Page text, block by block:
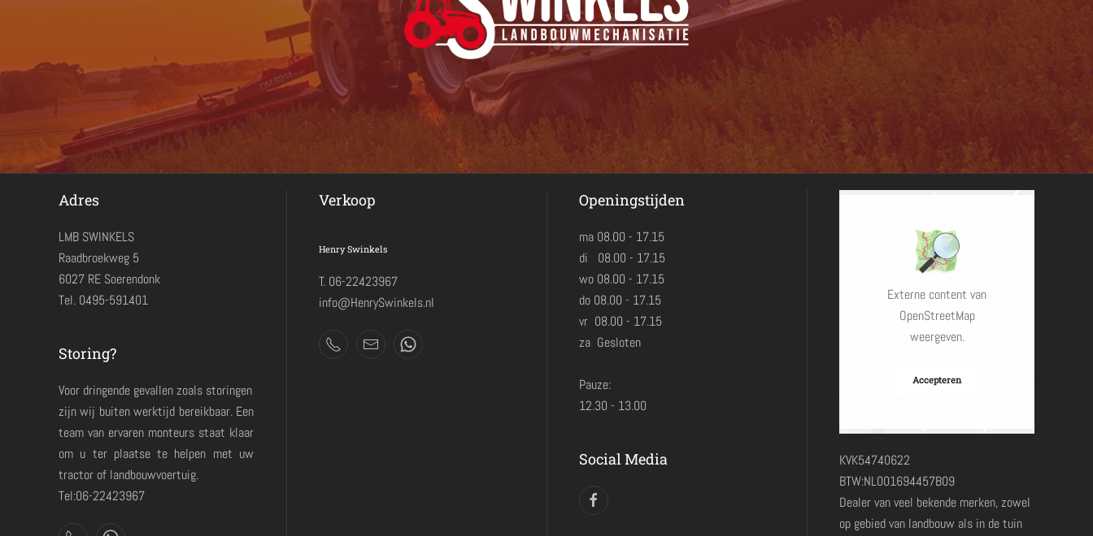
Adres
LMB SWINKELS
Raadbroekweg 5
6027 RE Soerendonk
Tel. 0495-591401
Storing?
Voor dringende gevallen zoals storingen
zijn wij buiten werktijd bereikbaar. Een
team van ervaren monteurs staat klaar
om u ter plaatse te helpen met uw
tractor of landbouwvoertuig.
Tel:06-22423967
Verkoop
Henry Swinkels
T. 06-22423967
info@HenrySwinkels.nl
Openingstijden
ma 08.00 - 17.15
di 08.00 - 17.15
wo 08.00 - 17.15
do 08.00 - 17.15
vr 08.00 - 17.15
za Gesloten
Pauze:
12.30 - 13.00
Social Media
Externe content van
OpenStreetMap
weergeven.
Accepteren
KVK54740622
BTW:NL001694457B09
Dealer van veel bekende merken, zowel
op gebied van landbouw als in de tuin